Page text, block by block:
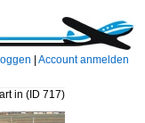
Account anmelden
in (ID 717)